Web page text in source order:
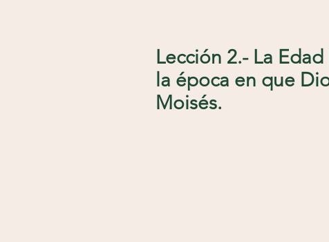
Lección 2.- La
la época en que
Moisés.